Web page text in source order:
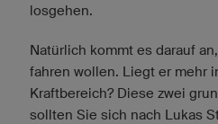
losgehen.
Natürlich kommt es darauf
fahren wollen. Liegt er mehr
Kraftbereich? Diese zwei
sollten Sie sich nach Lukas